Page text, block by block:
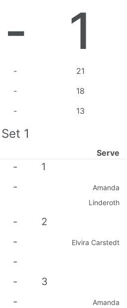
- 1
-
21
-
18
- 13
Set 1
Serve
-
1
-
Amanda
Linderoth
-
2
- Elvira Carstedt
-
-
3
-
Amanda